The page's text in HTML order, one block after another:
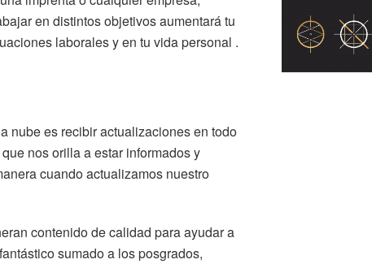
en distintos objetivos aumentará tu
laborales y en tu vida personal .
nube es recibir actualizaciones en todo
nos orilla a estar informados y
cuando actualizamos nuestro
contenido de calidad para ayudar a
sumado a los posgrados,